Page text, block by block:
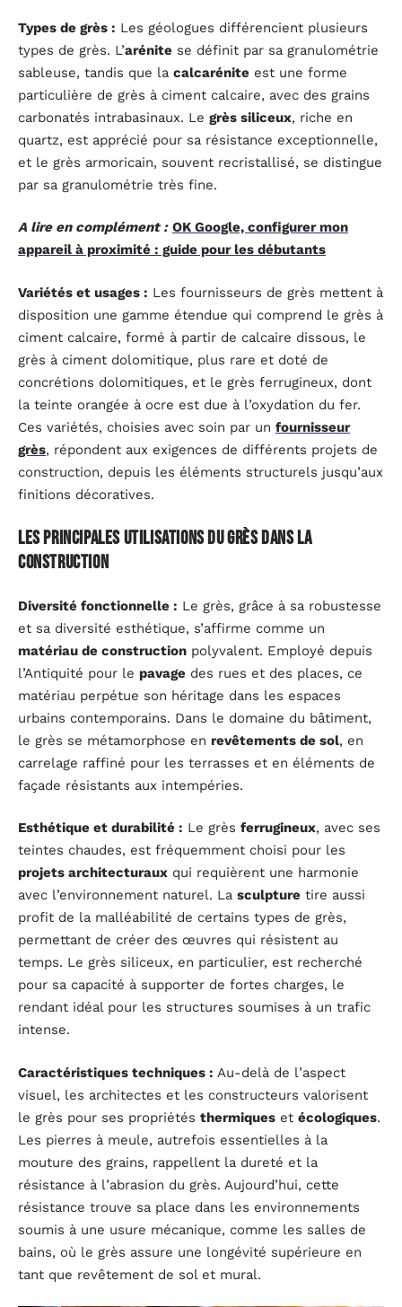
Types de grès : Les géologues différencient plusieurs
types de grès. L’arénite se définit par sa granulométrie
sableuse, tandis que la calcarénite est une forme
particulière de grès à ciment calcaire, avec des grains
carbonatés intrabasinaux. Le grès siliceux, riche en
quartz, est apprécié pour sa résistance exceptionnelle,
et le grès armoricain, souvent recristallisé, se distingue
par sa granulométrie très fine.
A lire en complément : OK Google, configurer mon
appareil à proximité : guide pour les débutants
Variétés et usages : Les fournisseurs de grès mettent à
disposition une gamme étendue qui comprend le grès à
ciment calcaire, formé à partir de calcaire dissous, le
grès à ciment dolomitique, plus rare et doté de
concrétions dolomitiques, et le grès ferrugineux, dont
la teinte orangée à ocre est due à l’oxydation du fer.
Ces variétés, choisies avec soin par un fournisseur
grès, répondent aux exigences de différents projets de
construction, depuis les éléments structurels jusqu’aux
finitions décoratives.
Les principales utilisations du grès dans la
construction
Diversité fonctionnelle : Le grès, grâce à sa robustesse
et sa diversité esthétique, s’affirme comme un
matériau de construction polyvalent. Employé depuis
l’Antiquité pour le pavage des rues et des places, ce
matériau perpétue son héritage dans les espaces
urbains contemporains. Dans le domaine du bâtiment,
le grès se métamorphose en revêtements de sol, en
carrelage raffiné pour les terrasses et en éléments de
façade résistants aux intempéries.
Esthétique et durabilité : Le grès ferrugineux, avec ses
teintes chaudes, est fréquemment choisi pour les
projets architecturaux qui requièrent une harmonie
avec l’environnement naturel. La sculpture tire aussi
profit de la malléabilité de certains types de grès,
permettant de créer des œuvres qui résistent au
temps. Le grès siliceux, en particulier, est recherché
pour sa capacité à supporter de fortes charges, le
rendant idéal pour les structures soumises à un trafic
intense.
Caractéristiques techniques : Au-delà de l’aspect
visuel, les architectes et les constructeurs valorisent
le grès pour ses propriétés thermiques et écologiques.
Les pierres à meule, autrefois essentielles à la
mouture des grains, rappellent la dureté et la
résistance à l’abrasion du grès. Aujourd’hui, cette
résistance trouve sa place dans les environnements
soumis à une usure mécanique, comme les salles de
bains, où le grès assure une longévité supérieure en
tant que revêtement de sol et mural.